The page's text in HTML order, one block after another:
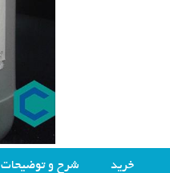
خرید شرح و توضیحات